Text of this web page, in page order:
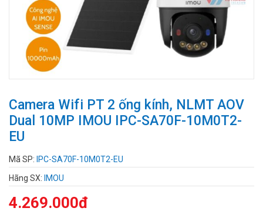
Camera Wifi PT 2 ống kính, NLMT AOV
Dual 10MP IMOU IPC-SA70F-10M0T2-
EU
Mã SP: IPC-SA70F-10M0T2-EU
Hãng SX: IMOU
4.269.000đ